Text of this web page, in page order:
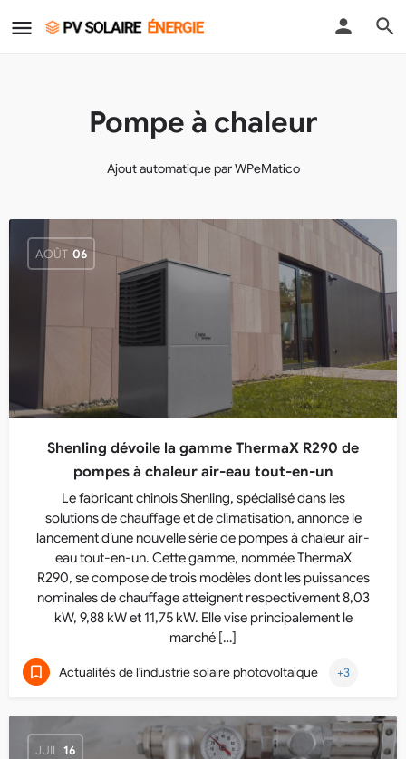
Pompe à chaleur
Ajout automatique par WPeMatico
AOÛT 06
Shenling dévoile la gamme ThermaX R290 de
pompes à chaleur air-eau tout-en-un
Le fabricant chinois Shenling, spécialisé dans les
solutions de chauffage et de climatisation, annonce le
lancement d’une nouvelle série de pompes à chaleur air-
eau tout-en-un. Cette gamme, nommée ThermaX
R290, se compose de trois modèles dont les puissances
nominales de chauffage atteignent respectivement 8,03
kW, 9,88 kW et 11,75 kW. Elle vise principalement le
marché […]
Actualités de l'industrie solaire photovoltaïque +3
JUIL 16